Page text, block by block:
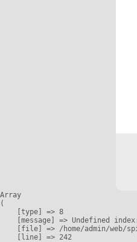
Array
(
    [type] => 8
[message] => Undefined
[file] => /home/admin/web/
    [line] => 242